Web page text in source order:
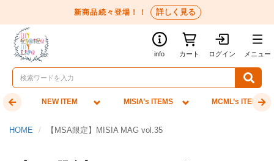
新商品続々登場！！ 詳しく見る
info カート ログイン メニュー
NEW ITEM MISIA’s ITEMS MCML’s ITEMS
HOME 【MSA限定】MISIA MAG vol.35